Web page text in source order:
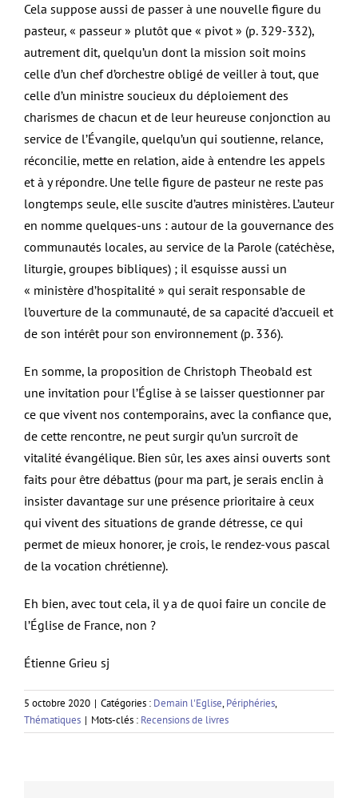
Cela suppose aussi de passer à une nouvelle figure du
pasteur, « passeur » plutôt que « pivot » (p. 329-332),
autrement dit, quelqu’un dont la mission soit moins
celle d’un chef d’orchestre obligé de veiller à tout, que
celle d’un ministre soucieux du déploiement des
charismes de chacun et de leur heureuse conjonction au
service de l’Évangile, quelqu’un qui soutienne, relance,
réconcilie, mette en relation, aide à entendre les appels
et à y répondre. Une telle figure de pasteur ne reste pas
longtemps seule, elle suscite d’autres ministères. L’auteur
en nomme quelques-uns : autour de la gouvernance des
communautés locales, au service de la Parole (catéchèse,
liturgie, groupes bibliques) ; il esquisse aussi un
« ministère d’hospitalité » qui serait responsable de
l’ouverture de la communauté, de sa capacité d’accueil et
de son intérêt pour son environnement (p. 336).
En somme, la proposition de Christoph Theobald est
une invitation pour l’Église à se laisser questionner par
ce que vivent nos contemporains, avec la confiance que,
de cette rencontre, ne peut surgir qu’un surcroît de
vitalité évangélique. Bien sûr, les axes ainsi ouverts sont
faits pour être débattus (pour ma part, je serais enclin à
insister davantage sur une présence prioritaire à ceux
qui vivent des situations de grande détresse, ce qui
permet de mieux honorer, je crois, le rendez-vous pascal
de la vocation chrétienne).
Eh bien, avec tout cela, il y a de quoi faire un concile de
l’Église de France, non ?
Étienne Grieu sj
5 octobre 2020 | Catégories : Demain l'Eglise,Périphéries,
Thématiques | Mots-clés : Recensions de livres